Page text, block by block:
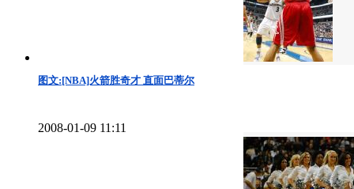
图文:[NBA]火箭胜奇才 直面巴蒂尔
2008-01-09 11:11